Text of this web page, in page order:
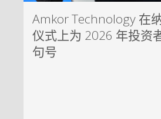
Amkor Technology 在
仪式上为 2026 年投资
句号